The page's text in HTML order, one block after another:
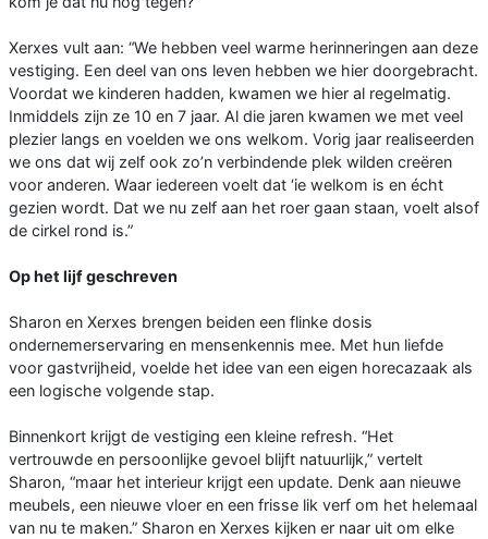
Xerxes vult aan: “We hebben veel warme herinneringen aan deze
vestiging. Een deel van ons leven hebben we hier doorgebracht.
Voordat we kinderen hadden, kwamen we hier al regelmatig.
Inmiddels zijn ze 10 en 7 jaar. Al die jaren kwamen we met veel
plezier langs en voelden we ons welkom. Vorig jaar realiseerden
we ons dat wij zelf ook zo’n verbindende plek wilden creëren
voor anderen. Waar iedereen voelt dat ‘ie welkom is en écht
gezien wordt. Dat we nu zelf aan het roer gaan staan, voelt alsof
de cirkel rond is.”
Op het lijf geschreven
Sharon en Xerxes brengen beiden een flinke dosis
ondernemerservaring en mensenkennis mee. Met hun liefde
voor gastvrijheid, voelde het idee van een eigen horecazaak als
een logische volgende stap.
Binnenkort krijgt de vestiging een kleine refresh. “Het
vertrouwde en persoonlijke gevoel blijft natuurlijk,” vertelt
Sharon, “maar het interieur krijgt een update. Denk aan nieuwe
meubels, een nieuwe vloer en een frisse lik verf om het helemaal
van nu te maken.” Sharon en Xerxes kijken er naar uit om elke